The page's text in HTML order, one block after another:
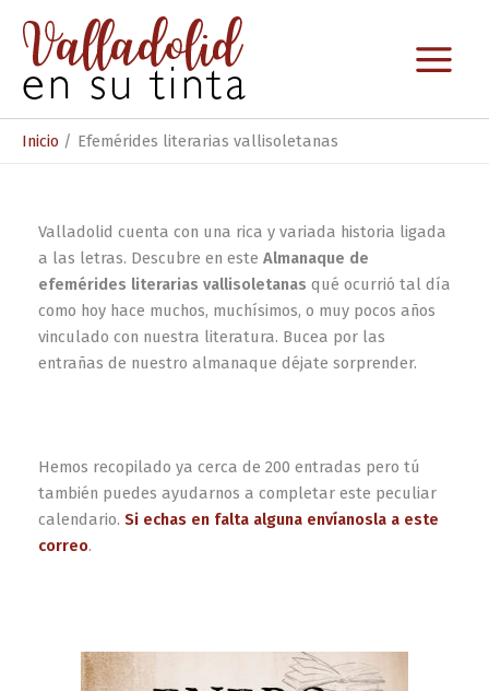
contenido
Inicio Efemérides literarias vallisoletanas
Valladolid cuenta con una rica y variada historia ligada
a las letras. Descubre en este Almanaque de
efemérides literarias vallisoletanas qué ocurrió tal día
como hoy hace muchos, muchísimos, o muy pocos años
vinculado con nuestra literatura. Bucea por las
entrañas de nuestro almanaque déjate sorprender.
Hemos recopilado ya cerca de 200 entradas pero tú
también puedes ayudarnos a completar este peculiar
calendario. Si echas en falta alguna envíanosla a este
correo.